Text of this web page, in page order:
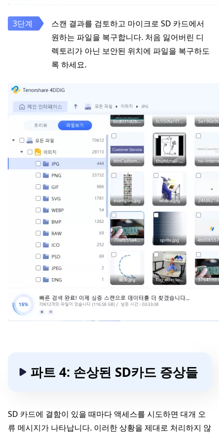
스캔 결과를 검토하고 마이크로 SD 카드에서
원하는 파일을 복구합니다. 처음 잃어버린 디
렉토리가 아닌 보안된 위치에 파일을 복구하도
록 하세요.
파트 4: 손상된 SD카드 증상들
SD 카드에 결함이 있을 때마다 액세스를 시도하면 대개 오
류 메시지가 나타납니다. 이러한 상황을 제대로 처리하지 않